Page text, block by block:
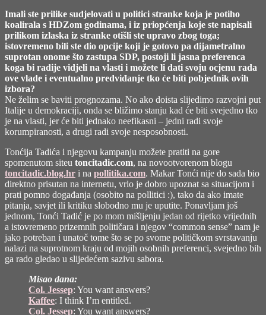
Imali ste prilike sudjelovati u politici stranke koja je potiho
koalirala s HDZom godinama, i iz priopćenja koje ste napisali
prilikom izlaska iz stranke otišli ste upravo zbog toga;
istovremeno bili ste dio opcije koji je gotovo pa dijametralno
suprotan onome što zastupa SDP, postoji li jasna preferenca
koga bi radije vidjeli na vlasti i možete li dati svoju ocjenu rada
ove vlade i eventualno predviđanje tko će biti pobjednik ovih
izbora?
Ne želim se baviti prognozama. No ako doista slijedimo razvojni put
Italije u demokraciji, onda se bližimo stanju kad će biti svejedno tko
je na vlasti, jer će biti jednako neefikasni – jedni radi svoje
korumpiranosti, a drugi radi svoje nesposobnosti.
Tonćija Tadića i njegovu kampanju možete pratiti na gore
spomenutom siteu toncitadic.com, na novootvorenom blogu
toncitadic.blog.hr i na pollitika.com. Makar Tonći nije do sada bio
direktno prisutan na internetu, vrlo je dobro upoznat sa situacijom i
prati pomno događanja (osobito na pollitici :), tako da ako imate
pitanja, savjet ili kritiku slobodno mu je uputite. Ponavljam još
jednom, Tonći Tadić je po mom mišljenju jedan od rijetko vrijednih
a istovremeno prizemnih političara i njegov “common sense” nam je
jako potreban i unatoč tome što se po svome političkom svrstavanju
nalazi na suprotnom kraju od mojih osobnih preferenci, svejedno bih
ga rado gledao u slijedećem sazivu sabora.
Misao dana:
Col. Jessep: You want answers?
Kaffee: I think I’m entitled.
Col. Jessep: You want answers?